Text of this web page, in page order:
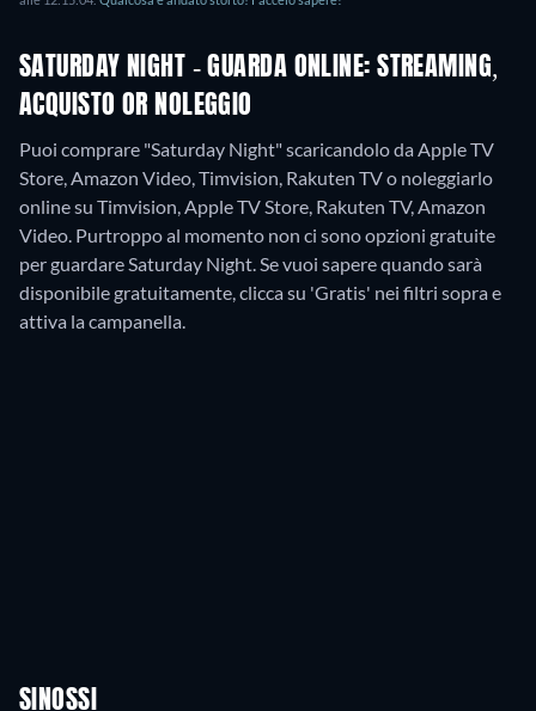
SATURDAY NIGHT - GUARDA ONLINE: STREAMING,
ACQUISTO OR NOLEGGIO
Puoi comprare "Saturday Night" scaricandolo da Apple TV
Store, Amazon Video, Timvision, Rakuten TV o noleggiarlo
online su Timvision, Apple TV Store, Rakuten TV, Amazon
Video. Purtroppo al momento non ci sono opzioni gratuite
per guardare Saturday Night. Se vuoi sapere quando sarà
disponibile gratuitamente, clicca su 'Gratis' nei filtri sopra e
attiva la campanella.
SINOSSI